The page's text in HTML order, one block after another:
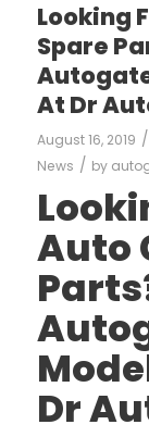
Looking
Spare
At Dr
August 16, 2019 /
News / by
Auto
Dr